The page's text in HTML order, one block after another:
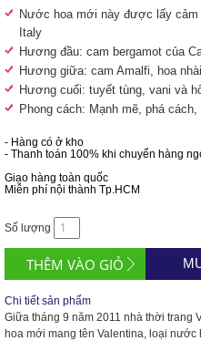
Nước hoa mới này được lấy
Italy
Hương đầu: cam bergamot của
Hương giữa: cam Amalfi, hoa
Hương cuối: tuyết tùng, vani và
Phong cách: Mạnh mẽ, phá
- Hàng có ở kho
- Thanh toán 100% khi chuyển hàng
Giao hàng toàn quốc
Miễn phí nội thành Tp.HCM
Số lượng
Chi tiết sản phẩm
Giữa tháng 9 năm 2011 nhà thời trang
hoa mới mang tên Valentina, loại